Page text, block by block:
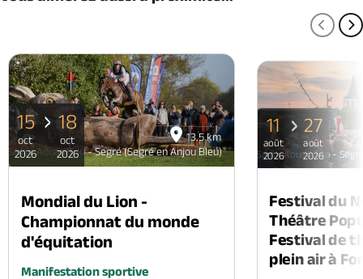
13.5 km
Samir Aouad Trio - Segré (Segré en Anjou Bleu)
15
oct
2026
18
oct
2026
Mondial du Lion -
Championnat du monde
d'équitation
Manifestation sportive
Samir Aouad Trio -
11
août
2026
27
août
2026
Festival du
Théâtre
Festival de
plein air à